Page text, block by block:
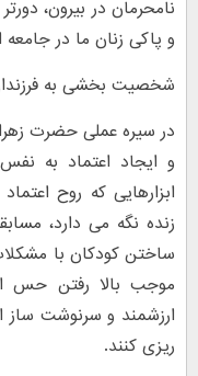
نامحرمان در بیرون،
و پاکی زنان ما در
شخصیت بخشی به
در سیره عملی حضرت
و ایجاد اعتماد به
ابزارهایی که روح
زنده نگه می دارد،
ساختن کودکان با
موجب بالا رفتن حس
ارزشمند و سرنوشت ساز
ریزی کنند.